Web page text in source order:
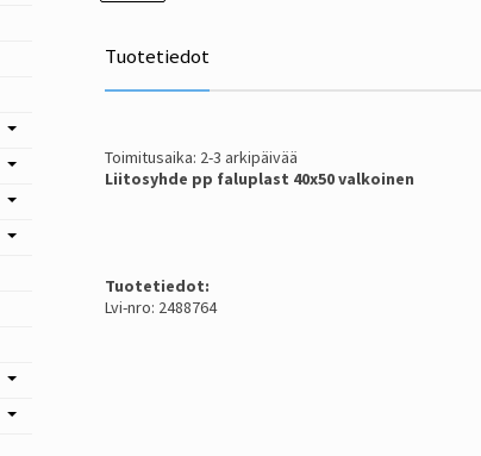
Tuotetiedot
Toimitusaika: 2-3 arkipäivää
Liitosyhde pp faluplast 40x50 valkoinen
Tuotetiedot:
Lvi-nro: 2488764